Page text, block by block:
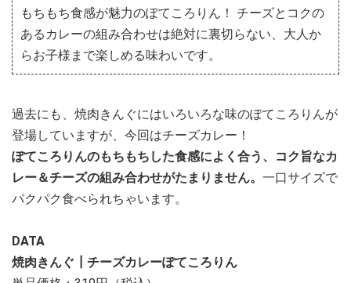
もちもち食感が魅力のぽてころりん！ チーズとコクの
あるカレーの組み合わせは絶対に裏切らない、大人か
らお子様まで楽しめる味わいです。
過去にも、焼肉きんぐにはいろいろな味のぽてころりんが
登場していますが、今回はチーズカレー！
ぽてころりんのもちもちした食感によく合う、コク旨なカ
レー＆チーズの組み合わせがたまりません。 一口サイズで
パクパク食べられちゃいます。
DATA
焼肉きんぐ┃ チーズカレーぽてころりん